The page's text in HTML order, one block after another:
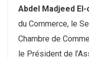
Abdel Madjeed El-
du Commerce, le
Chambre de
le Président de